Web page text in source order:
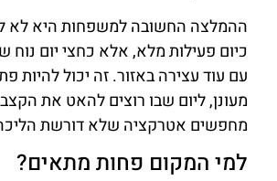
ההמלצה החשובה למשפחות היא לא
כיום פעילות מלא, אלא כחצי יום
עם עוד עצירה באזור. זה יכול להיות
מעונן, ליום שבו רוצים להאט את
מחפשים אטרקציה שלא דורשת
למי המקום פחות מתאים?